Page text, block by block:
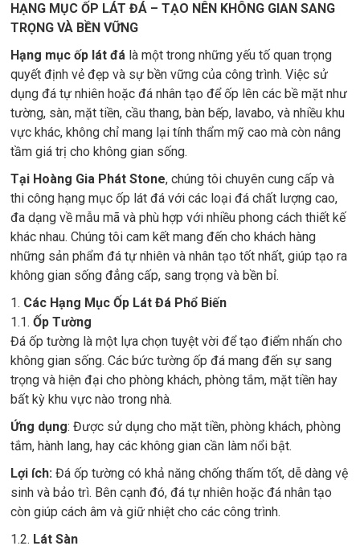
HẠNG MỤC ỐP LÁT ĐÁ – TẠO NÊN KHÔNG GIAN SANG
TRỌNG VÀ BỀN VỮNG
Hạng mục ốp lát đá là một trong những yếu tố quan trọng
quyết định vẻ đẹp và sự bền vững của công trình. Việc sử
dụng đá tự nhiên hoặc đá nhân tạo để ốp lên các bề mặt như
tường, sàn, mặt tiền, cầu thang, bàn bếp, lavabo, và nhiều khu
vực khác, không chỉ mang lại tính thẩm mỹ cao mà còn nâng
tầm giá trị cho không gian sống.
Tại Hoàng Gia Phát Stone, chúng tôi chuyên cung cấp và
thi công hạng mục ốp lát đá với các loại đá chất lượng cao,
đa dạng về mẫu mã và phù hợp với nhiều phong cách thiết kế
khác nhau. Chúng tôi cam kết mang đến cho khách hàng
những sản phẩm đá tự nhiên và nhân tạo tốt nhất, giúp tạo ra
không gian sống đẳng cấp, sang trọng và bền bỉ.
1. Các Hạng Mục Ốp Lát Đá Phổ Biến
1.1. Ốp Tường
Đá ốp tường là một lựa chọn tuyệt vời để tạo điểm nhấn cho
không gian sống. Các bức tường ốp đá mang đến sự sang
trọng và hiện đại cho phòng khách, phòng tắm, mặt tiền hay
bất kỳ khu vực nào trong nhà.
Ứng dụng: Được sử dụng cho mặt tiền, phòng khách, phòng
tắm, hành lang, hay các không gian cần làm nổi bật.
Lợi ích: Đá ốp tường có khả năng chống thấm tốt, dễ dàng vệ
sinh và bảo trì. Bên cạnh đó, đá tự nhiên hoặc đá nhân tạo
còn giúp cách âm và giữ nhiệt cho các công trình.
1.2. Lát Sàn